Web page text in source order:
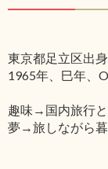
東京都足立区出身
1965年、巳年、
趣味→国内旅行
夢→旅しながら